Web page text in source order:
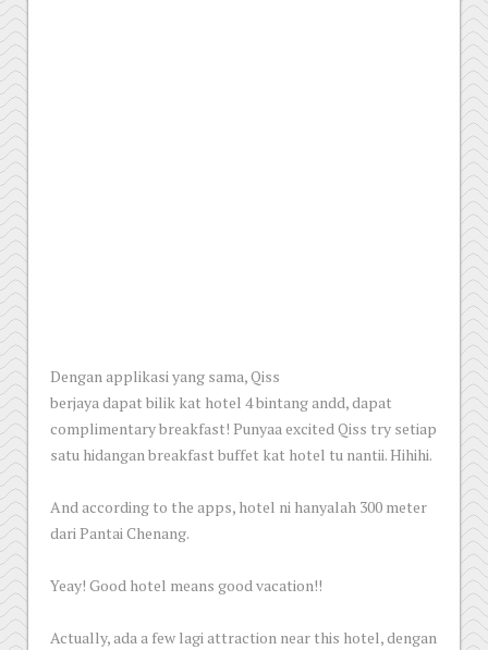
Dengan applikasi yang sama, Qiss
berjaya dapat bilik kat hotel 4 bintang andd, dapat
complimentary breakfast! Punyaa excited Qiss try setiap
satu hidangan breakfast buffet kat hotel tu nantii. Hihihi.
And according to the apps, hotel ni hanyalah 300 meter
dari Pantai Chenang.
Yeay! Good hotel means good vacation!!
Actually, ada a few lagi attraction near this hotel, dengan